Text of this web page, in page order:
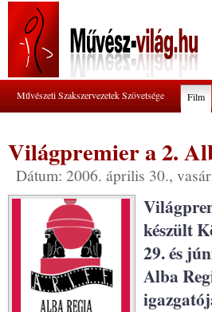
Művészeti Szakszervezetek Szövetsége Film
Világpremier a 2.
Dátum: 2006. április 30.,
készült
29. és
Alba